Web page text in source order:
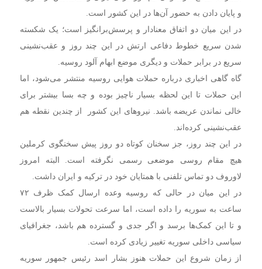
و پایان دادن به حضور آن‌ها در این کشور است.
در این میان دو اتفاق معنادار و پرسش‌برانگیز است؛ یک شکسته
شدن سریع خطوط دفاعی ارتش در این چند روز و عقب‌نشینی
سریع در برابر حملات و دیگری موضع ابهام آلود روسیه.
گاه گاهی اخباری درباره حملات هوایی روسیه منتشر می‌شود، اما
این حملات تا این لحظه بسیار ناچیز بوده و چه بسا بیشتر برای
خالی نماندن عریضه باشد. نیروهای این کشور از چندین نقطه هم
عقب‌نشینی کرده‌اند.
در این چند روز، جز سخنان کوتاه دو روز پیش سخنگوی کرملین
هیچ مقام روسی موضعی رسمی نگرفته است. البته امروز
لاوروف دو تماس تلفنی با همتایان خود در ترکیه و ایران داشت.
در این میان در حالی که روسیه وعده ارسال کمک ظرف ۷۲
ساعت به سوریه را داده است، اما سرعت تحولات بسیار بالاست
و تا این کمک‌ها برسد و اگر جدی و گسترده هم باشد، جغرافیای
سیاسی داخلی سوریه تغییر زیادی کرده است.
از زمان شروع این حملات هنوز بشار اسد رئیس جمهور سوریه